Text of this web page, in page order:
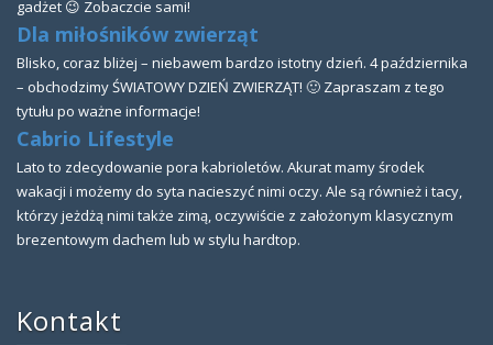
gadżet 😉 Zobaczcie sami!
Dla miłośników zwierząt
Blisko, coraz bliżej – niebawem bardzo istotny dzień. 4 października
– obchodzimy ŚWIATOWY DZIEŃ ZWIERZĄT! 🙂 Zapraszam z tego
tytułu po ważne informacje!
Cabrio Lifestyle
Lato to zdecydowanie pora kabrioletów. Akurat mamy środek
wakacji i możemy do syta nacieszyć nimi oczy. Ale są również i tacy,
którzy jeżdżą nimi także zimą, oczywiście z założonym klasycznym
brezentowym dachem lub w stylu hardtop.
Kontakt